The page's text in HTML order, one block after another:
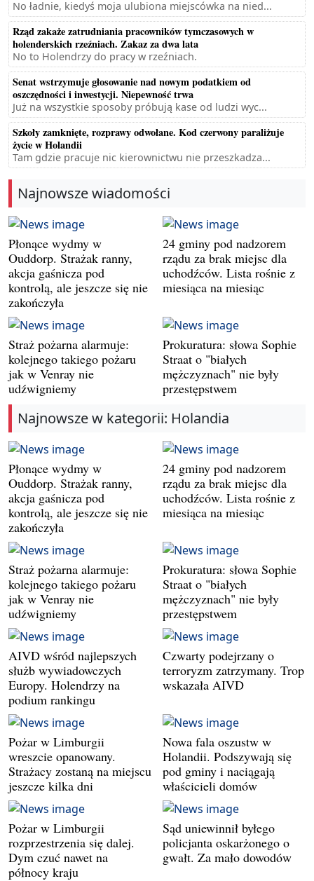
No ładnie, kiedyś moja ulubiona miejscówka na nied...
Rząd zakaże zatrudniania pracowników tymczasowych w
holenderskich rzeźniach. Zakaz za dwa lata
No to Holendrzy do pracy w rzeźniach.
Senat wstrzymuje głosowanie nad nowym podatkiem od
oszczędności i inwestycji. Niepewność trwa
Już na wszystkie sposoby próbują kase od ludzi wyc...
Szkoły zamknięte, rozprawy odwołane. Kod czerwony paraliżuje
życie w Holandii
Tam gdzie pracuje nic kierownictwu nie przeszkadza...
Najnowsze wiadomości
Płonące wydmy w
Ouddorp. Strażak ranny,
akcja gaśnicza pod
kontrolą, ale jeszcze się nie
zakończyła
24 gminy pod nadzorem
rządu za brak miejsc dla
uchodźców. Lista rośnie z
miesiąca na miesiąc
Straż pożarna alarmuje:
kolejnego takiego pożaru
jak w Venray nie
udźwigniemy
Prokuratura: słowa Sophie
Straat o "białych
mężczyznach" nie były
przestępstwem
Najnowsze w kategorii: Holandia
Płonące wydmy w
Ouddorp. Strażak ranny,
akcja gaśnicza pod
kontrolą, ale jeszcze się nie
zakończyła
24 gminy pod nadzorem
rządu za brak miejsc dla
uchodźców. Lista rośnie z
miesiąca na miesiąc
Straż pożarna alarmuje:
kolejnego takiego pożaru
jak w Venray nie
udźwigniemy
Prokuratura: słowa Sophie
Straat o "białych
mężczyznach" nie były
przestępstwem
AIVD wśród najlepszych
służb wywiadowczych
Europy. Holendrzy na
podium rankingu
Czwarty podejrzany o
terroryzm zatrzymany. Trop
wskazała AIVD
Pożar w Limburgii
wreszcie opanowany.
Strażacy zostaną na miejscu
jeszcze kilka dni
Nowa fala oszustw w
Holandii. Podszywają się
pod gminy i naciągają
właścicieli domów
Pożar w Limburgii
rozprzestrzenia się dalej.
Dym czuć nawet na
północy kraju
Sąd uniewinnił byłego
policjanta oskarżonego o
gwałt. Za mało dowodów